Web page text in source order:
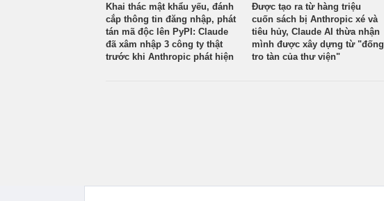
Khai thác mật khẩu yếu, đánh
cắp thông tin đăng nhập, phát
tán mã độc lên PyPI: Claude
đã xâm nhập 3 công ty thật
trước khi Anthropic phát hiện
Được tạo ra từ hàng triệu
cuốn sách bị Anthropic xé và
tiêu hủy, Claude AI thừa nhận
mình được xây dựng từ "đống
tro tàn của thư viện"